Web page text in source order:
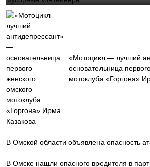
«Мотоцикл — лучший
основательница
мотоклуба «Горгона»
В Омской области объявлена опасность
В Омске нашли опасного вредителя в